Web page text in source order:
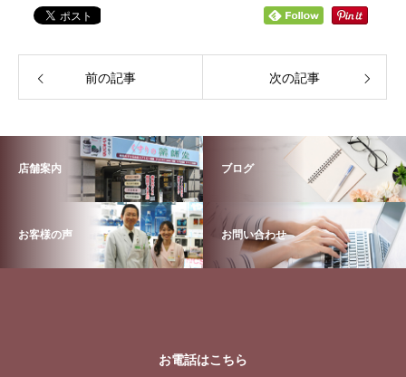
前の記事 次の記事
店舗案内 ブログ
お客様の声 お問い合わせ
お電話はこちら